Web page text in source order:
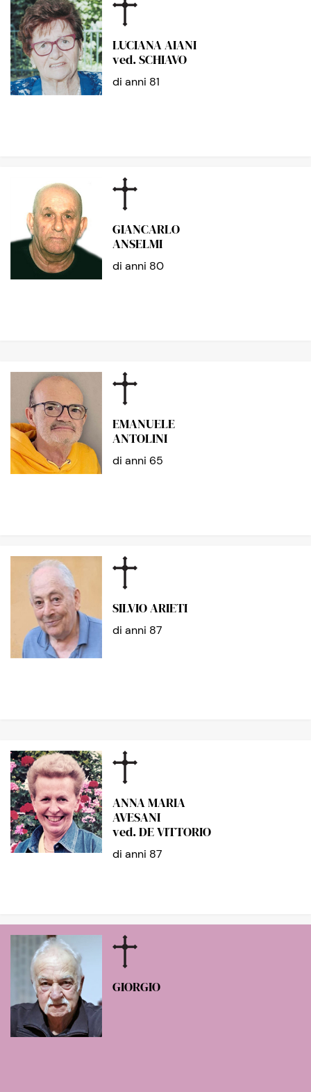
LUCIANA AIANI
ved. SCHIAVO
di anni 81
GIANCARLO
ANSELMI
di anni 80
EMANUELE
ANTOLINI
di anni 65
SILVIO ARIETI
di anni 87
ANNA MARIA
AVESANI
ved. DE VITTORIO
di anni 87
GIORGIO